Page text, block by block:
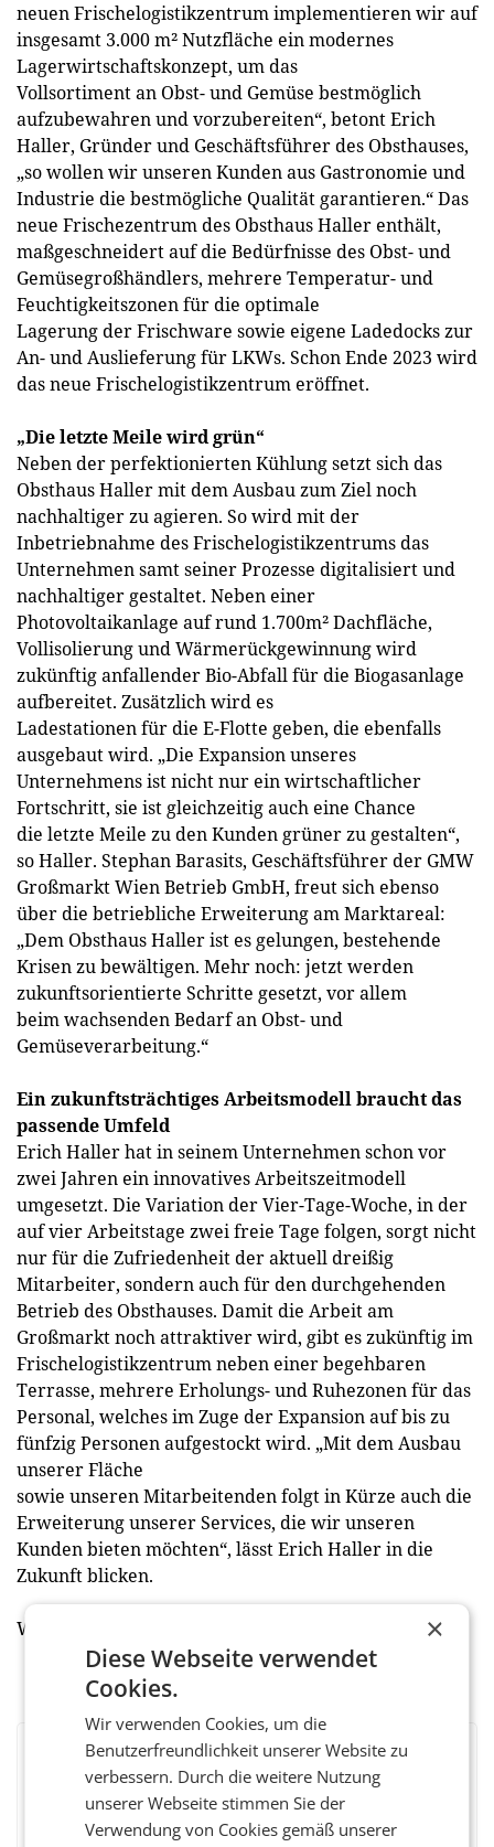
neuen Frischelogistikzentrum implementieren wir auf
insgesamt 3.000 m² Nutzfläche ein modernes
Lagerwirtschaftskonzept, um das
Vollsortiment an Obst- und Gemüse bestmöglich
aufzubewahren und vorzubereiten“, betont Erich
Haller, Gründer und Geschäftsführer des Obsthauses,
„so wollen wir unseren Kunden aus Gastronomie und
Industrie die bestmögliche Qualität garantieren.“ Das
neue Frischezentrum des Obsthaus Haller enthält,
maßgeschneidert auf die Bedürfnisse des Obst- und
Gemüsegroßhändlers, mehrere Temperatur- und
Feuchtigkeitszonen für die optimale
Lagerung der Frischware sowie eigene Ladedocks zur
An- und Auslieferung für LKWs. Schon Ende 2023 wird
das neue Frischelogistikzentrum eröffnet.
„Die letzte Meile wird grün“
Neben der perfektionierten Kühlung setzt sich das
Obsthaus Haller mit dem Ausbau zum Ziel noch
nachhaltiger zu agieren. So wird mit der
Inbetriebnahme des Frischelogistikzentrums das
Unternehmen samt seiner Prozesse digitalisiert und
nachhaltiger gestaltet. Neben einer
Photovoltaikanlage auf rund 1.700m² Dachfläche,
Vollisolierung und Wärmerückgewinnung wird
zukünftig anfallender Bio-Abfall für die Biogasanlage
aufbereitet. Zusätzlich wird es
Ladestationen für die E-Flotte geben, die ebenfalls
ausgebaut wird. „Die Expansion unseres
Unternehmens ist nicht nur ein wirtschaftlicher
Fortschritt, sie ist gleichzeitig auch eine Chance
die letzte Meile zu den Kunden grüner zu gestalten“,
so Haller. Stephan Barasits, Geschäftsführer der GMW
Großmarkt Wien Betrieb GmbH, freut sich ebenso
über die betriebliche Erweiterung am Marktareal:
„Dem Obsthaus Haller ist es gelungen, bestehende
Krisen zu bewältigen. Mehr noch: jetzt werden
zukunftsorientierte Schritte gesetzt, vor allem
beim wachsenden Bedarf an Obst- und
Gemüseverarbeitung.“
Ein zukunftsträchtiges Arbeitsmodell braucht das
passende Umfeld
Erich Haller hat in seinem Unternehmen schon vor
zwei Jahren ein innovatives Arbeitszeitmodell
umgesetzt. Die Variation der Vier-Tage-Woche, in der
auf vier Arbeitstage zwei freie Tage folgen, sorgt nicht
nur für die Zufriedenheit der aktuell dreißig
Mitarbeiter, sondern auch für den durchgehenden
Betrieb des Obsthauses. Damit die Arbeit am
Großmarkt noch attraktiver wird, gibt es zukünftig im
Frischelogistikzentrum neben einer begehbaren
Terrasse, mehrere Erholungs- und Ruhezonen für das
Personal, welches im Zuge der Expansion auf bis zu
fünfzig Personen aufgestockt wird. „Mit dem Ausbau
unserer Fläche
sowie unseren Mitarbeitenden folgt in Kürze auch die
Erweiterung unserer Services, die wir unseren
Kunden bieten möchten“, lässt Erich Haller in die
Zukunft blicken.
Weitere Informationen unter ×
Diese Webseite verwendet
Cookies.
Wir verwenden Cookies, um die
Benutzerfreundlichkeit unserer Website zu
verbessern. Durch die weitere Nutzung
unserer Webseite stimmen Sie der
Verwendung von Cookies gemäß unserer